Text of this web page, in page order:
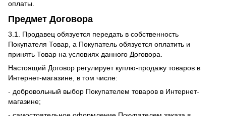
оплаты.
Предмет Договора
3.1. Продавец обязуется передать в собственность
Покупателя Товар, а Покупатель обязуется оплатить и
принять Товар на условиях данного Договора.
Настоящий Договор регулирует куплю-продажу товаров в
Интернет-магазине, в том числе:
- добровольный выбор Покупателем товаров в Интернет-
магазине;